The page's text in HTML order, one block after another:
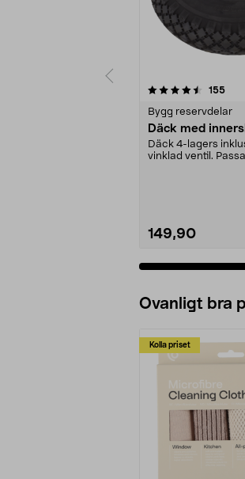
155
Bygg reservdelar
Däck med
Däck 4-lagers
vinklad ventil.
149,90
4.0 av 5
Ovanligt bra
Kolla priset